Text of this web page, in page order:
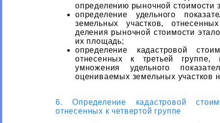
определению рыночной стоимости
определение удельного
земельных участков,
деления рыночной стоимости
их площадь;
определение кадастровой
отнесенных к третьей
умножения удельного
оцениваемых земельных участков
6. Определение кадастровой
отнесенных к четвертой группе